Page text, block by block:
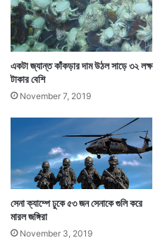
একটা জ্যান্ত কাঁকড়ার দাম উঠল সাড়ে ৩২ লক্ষ
টাকার বেশি
November 7, 2019
সেনা ক্যাম্পে ঢুকে ৫৩ জন সেনাকে গুলি করে
মারল জঙ্গিরা
November 3, 2019